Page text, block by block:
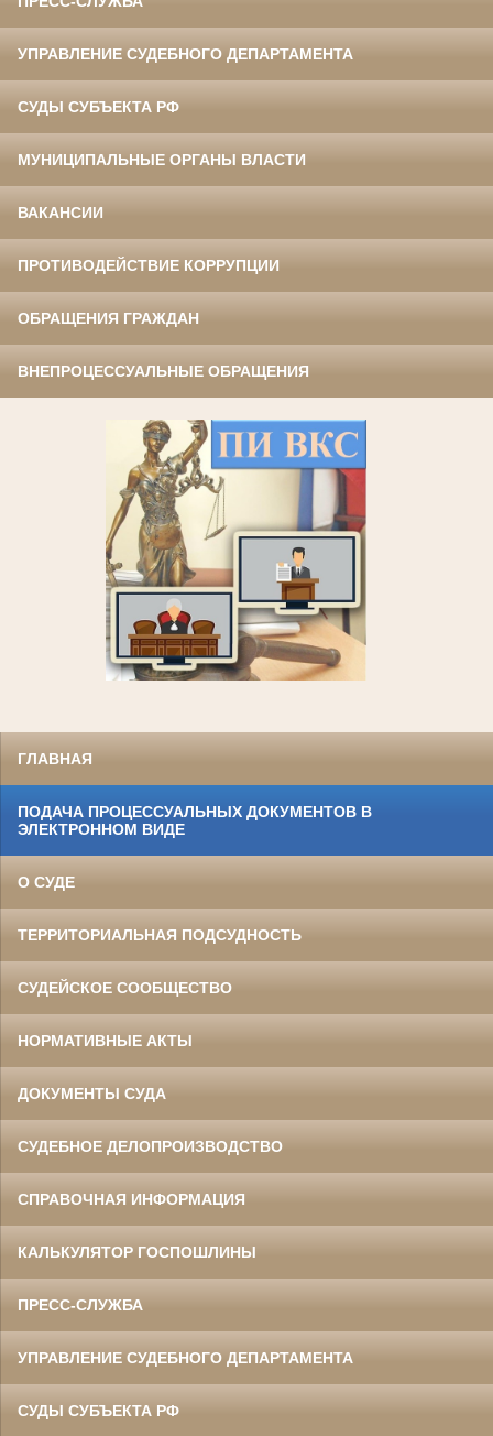
УПРАВЛЕНИЕ СУДЕБНОГО ДЕПАРТАМЕНТА
СУДЫ СУБЪЕКТА РФ
МУНИЦИПАЛЬНЫЕ ОРГАНЫ ВЛАСТИ
ВАКАНСИИ
ПРОТИВОДЕЙСТВИЕ КОРРУПЦИИ
ОБРАЩЕНИЯ ГРАЖДАН
ВНЕПРОЦЕССУАЛЬНЫЕ ОБРАЩЕНИЯ
ГЛАВНАЯ
ПОДАЧА ПРОЦЕССУАЛЬНЫХ ДОКУМЕНТОВ В
ЭЛЕКТРОННОМ ВИДЕ
О СУДЕ
ТЕРРИТОРИАЛЬНАЯ ПОДСУДНОСТЬ
СУДЕЙСКОЕ СООБЩЕСТВО
НОРМАТИВНЫЕ АКТЫ
ДОКУМЕНТЫ СУДА
СУДЕБНОЕ ДЕЛОПРОИЗВОДСТВО
СПРАВОЧНАЯ ИНФОРМАЦИЯ
КАЛЬКУЛЯТОР ГОСПОШЛИНЫ
ПРЕСС-СЛУЖБА
УПРАВЛЕНИЕ СУДЕБНОГО ДЕПАРТАМЕНТА
СУДЫ СУБЪЕКТА РФ